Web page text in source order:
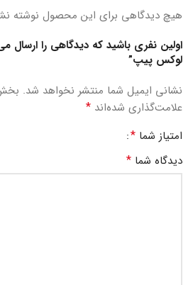
هیچ دیدگاهی برای این محصول نوشته
اولین نفری باشید که دیدگاهی را ارسال
لوکس پیپ”
نشانی ایمیل شما منتشر نخواهد شد.
علامت‌گذاری شده‌اند *
امتیاز شما *
دیدگاه شما *